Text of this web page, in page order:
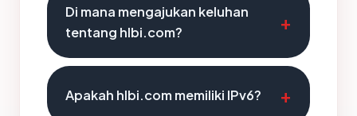
Di mana mengajukan keluhan
tentang hlbi.com?
Apakah hlbi.com memiliki IPv6?